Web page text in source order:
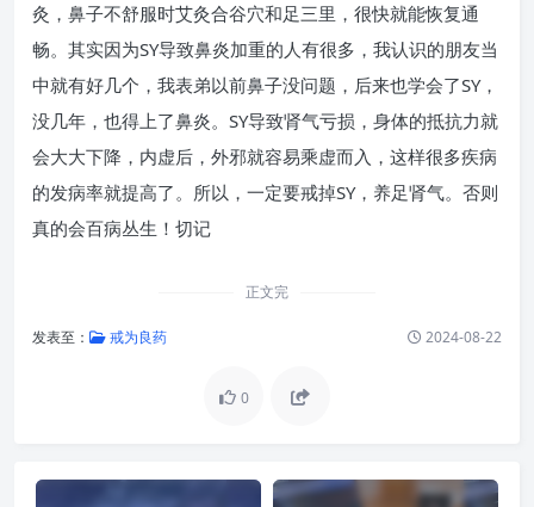
灸，鼻子不舒服时艾灸合谷穴和足三里，很快就能恢复通
畅。其实因为SY导致鼻炎加重的人有很多，我认识的朋友当
中就有好几个，我表弟以前鼻子没问题，后来也学会了SY，
没几年，也得上了鼻炎。SY导致肾气亏损，身体的抵抗力就
会大大下降，内虚后，外邪就容易乘虚而入，这样很多疾病
的发病率就提高了。所以，一定要戒掉SY，养足肾气。否则
真的会百病丛生！切记
正文完
发表至： 戒为良药 2024-08-22
0